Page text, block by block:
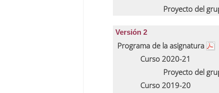
Proyecto del
Versión 2
Programa de la asignatura
Curso 2020-21
Proyecto del
Curso 2019-20